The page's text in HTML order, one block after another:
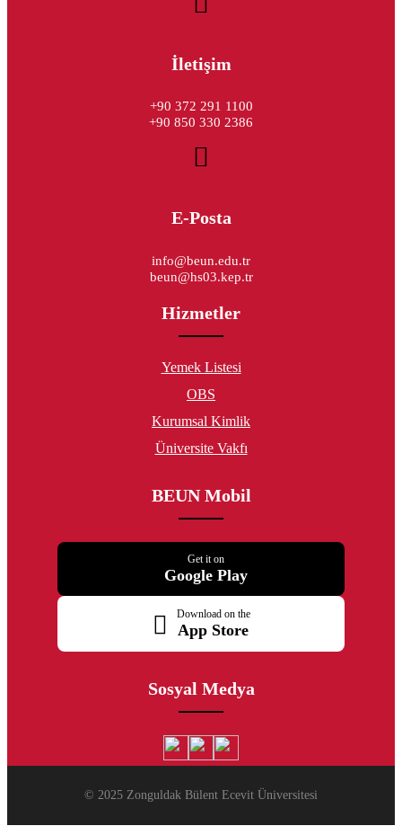
İletişim
+90 372 291 1100
+90 850 330 2386
E-Posta
info@beun.edu.tr
beun@hs03.kep.tr
Hizmetler
Yemek Listesi
OBS
Kurumsal Kimlik
Üniversite Vakfı
BEUN Mobil
Get it on
Google Play
Download on the
App Store
Sosyal Medya
© 2025 Zonguldak Bülent Ecevit Üniversitesi